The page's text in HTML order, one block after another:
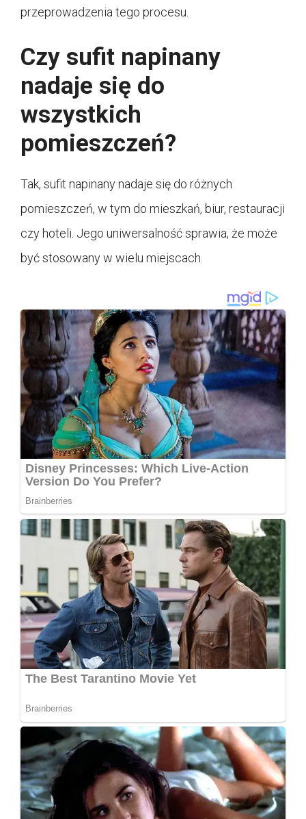
przeprowadzenia tego procesu.
Czy sufit napinany
nadaje się do
wszystkich
pomieszczeń?
Tak, sufit napinany nadaje się do różnych
pomieszczeń, w tym do mieszkań, biur, restauracji
czy hoteli. Jego uniwersalność sprawia, że może
być stosowany w wielu miejscach.